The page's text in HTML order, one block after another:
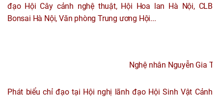
đạo Hội Cây cảnh nghệ thuật, Hội Hoa lan Hà Nội, CLB
Bonsai Hà Nội, Văn phòng Trung ương Hội...
Nghệ nhân Nguyễn Gia
Phát biểu chỉ đạo tại Hội nghị lãnh đạo Hội Sinh Vật Cảnh